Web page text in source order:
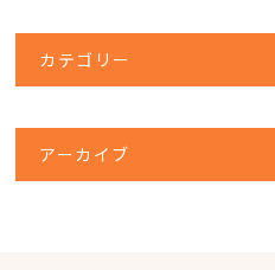
カテゴリー
アーカイブ